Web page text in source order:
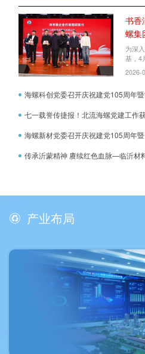
长期
现场
划，
程驻
抵消
本土
海外
提质
分输
与合
程、
中外
产能
模化
应，
制、
势互
业务
升级
步布
局，
是企
守实
续完
应对
书
螺集
企阅
为深
基，4
海螺
“开卷
金控
话。
片集
专家
篇目
享，
团、
香国
展、
的务
提供
企”是
实力
路。
2026-
海螺科创党委召开庆祝建党105周年暨
七一载誉传捷报！北流海螺党建工作
海螺新材党委召开庆祝建党105周年暨
传承沂蒙精神 赓续红色血脉—临沂材
产业布局